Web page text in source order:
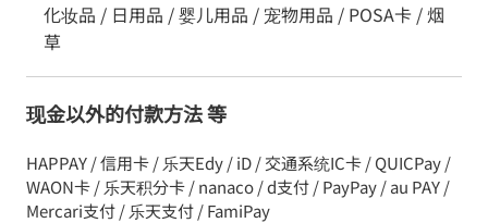
化妆品 / 日用品 / 婴儿用品 / 宠物用品 / POSA卡 / 烟
草
现金以外的付款方法 等
HAPPAY / 信用卡 / 乐天Edy / iD / 交通系统IC卡 / QUICPay /
WAON卡 / 乐天积分卡 / nanaco / d支付 / PayPay / au PAY /
Mercari支付 / 乐天支付 / FamiPay